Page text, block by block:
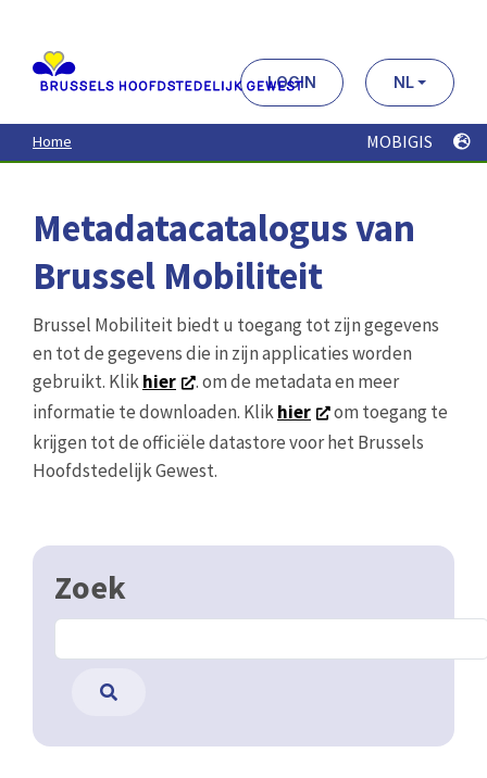
contenu
principal
LOGIN NL
Home MOBIGIS
Metadatacatalogus van
Brussel Mobiliteit
Brussel Mobiliteit biedt u toegang tot zijn gegevens
en tot de gegevens die in zijn applicaties worden
gebruikt. Klikhier
. om de metadata en meer
informatie te downloaden. Klikhier
om toegang te
krijgen tot de officiële datastore voor het Brussels
Hoofdstedelijk Gewest.
Zoek